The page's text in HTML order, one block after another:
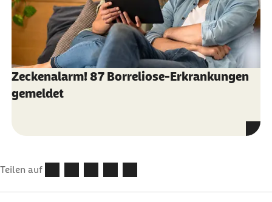
Zeckenalarm! 87 Borreliose-Erkrankungen
gemeldet
Teilen auf